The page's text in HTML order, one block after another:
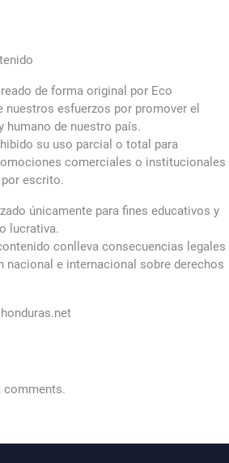
de forma original por Eco
nuestros esfuerzos por promover el
humano de nuestro país.
su uso parcial o total para
comerciales o institucionales
escrito.
únicamente para fines educativos y
lucrativa.
conlleva consecuencias legales
e internacional sobre derechos
comments.